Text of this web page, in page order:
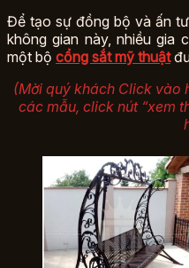
Để tạo sự đồng bộ và ấn
không gian này, nhiều gia
một bộ cổng sắt mỹ thuật
(Mời quý khách Click vào
các mẫu, click nút “xem